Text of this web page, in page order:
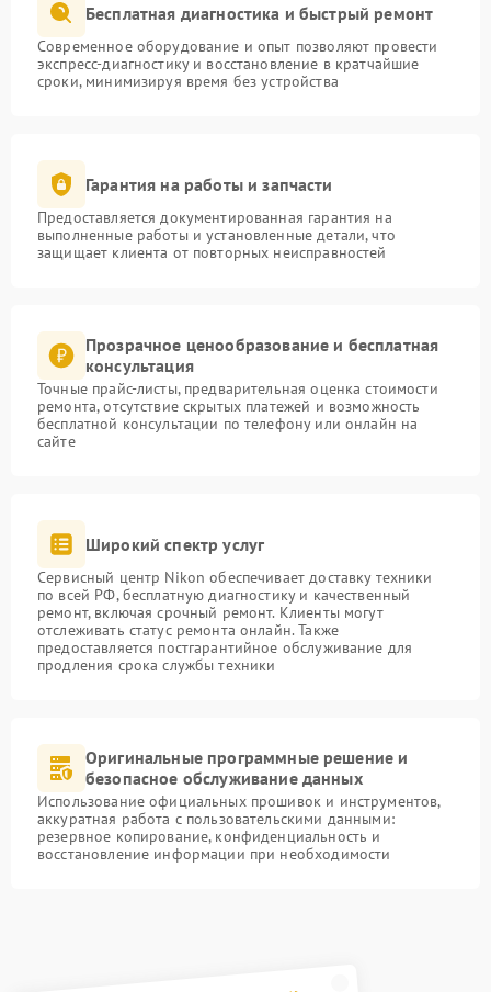
Бесплатная диагностика и быстрый ремонт
Современное оборудование и опыт позволяют провести
экспресс-диагностику и восстановление в кратчайшие
сроки, минимизируя время без устройства
Гарантия на работы и запчасти
Предоставляется документированная гарантия на
выполненные работы и установленные детали, что
защищает клиента от повторных неисправностей
Прозрачное ценообразование и бесплатная
консультация
Точные прайс-листы, предварительная оценка стоимости
ремонта, отсутствие скрытых платежей и возможность
бесплатной консультации по телефону или онлайн на
сайте
Широкий спектр услуг
Сервисный центр Nikon обеспечивает доставку техники
по всей РФ, бесплатную диагностику и качественный
ремонт, включая срочный ремонт. Клиенты могут
отслеживать статус ремонта онлайн. Также
предоставляется постгарантийное обслуживание для
продления срока службы техники
Оригинальные программные решение и
безопасное обслуживание данных
Использование официальных прошивок и инструментов,
аккуратная работа с пользовательскими данными:
резервное копирование, конфиденциальность и
восстановление информации при необходимости